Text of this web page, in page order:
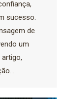
sucesso.
de
um